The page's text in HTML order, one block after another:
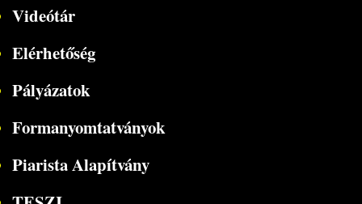
Videótár
Elérhetőség
Pályázatok
Formanyomtatványok
Piarista Alapítvány